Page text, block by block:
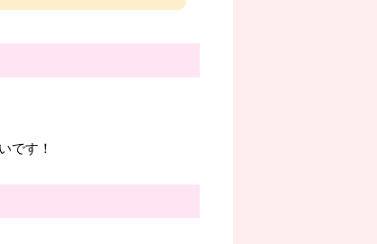
です！